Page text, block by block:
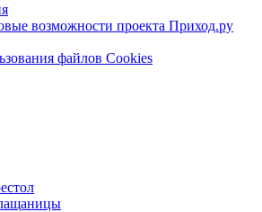
возможности проекта Приход.ру
файлов Cookies